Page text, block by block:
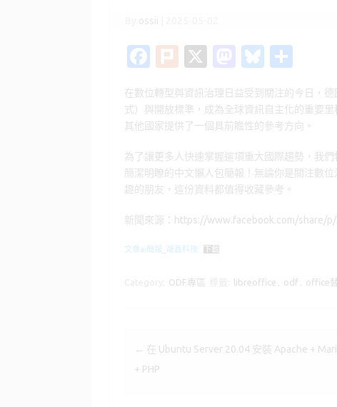
Fa
e
b
o
o
k
Pl
k
X
M
t
o
d
o
n
Bl
es
k
y
在數位轉型與資訊治理日益受到關注的今日，
式）與開放標準，成為全球資訊自主化的重要
其他國家提供了一個具前瞻性的參考方向。
為了讓更多人快速掌握這項重大國際趨勢，我們
簡潔明瞭的中文懶人包簡報！無論你是關注數
趣的朋友，這份資料都值得收藏參考。
新聞來源：https://www.facebook.com/share/
文章ai簡報_晟鑫科技 下載
ODF專區 libreoffice odf office
Post navigation
← 在 Ubuntu Server 20.04 安裝 Apache +
+ PHP